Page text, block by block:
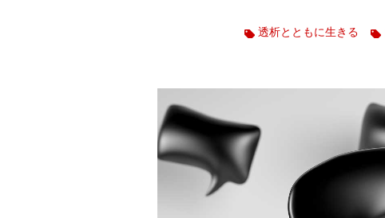
透析とともに生きる